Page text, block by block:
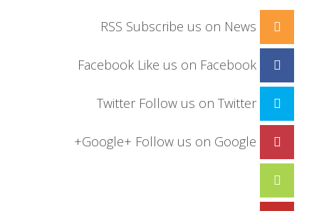
RSS Subscribe us on News
Facebook Like us on Facebook
Twitter Follow us on Twitter
Google+ Follow us on Google+